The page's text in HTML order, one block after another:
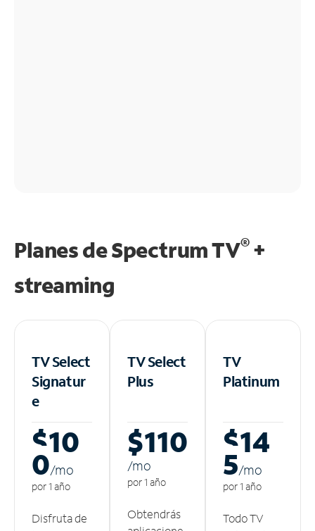
Planes de Spectrum TV®+
streaming
TV Select
Signatur
e
$10
0/mo
por 1 año
Disfruta de
TV Select
Plus
$110
/mo
por 1 año
Obtendrás
TV
Platinum
$14
5/mo
por 1 año
Todo TV